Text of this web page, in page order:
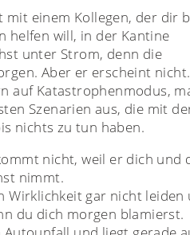
mit einem Kollegen, der dir
helfen will, in der Kantine
unter Strom, denn die
Aber er erscheint nicht.
auf Katastrophenmodus,
Szenarien aus, die mit
nichts zu tun haben.
nicht, weil er dich und
nimmt.
Wirklichkeit gar nicht leiden
du dich morgen blamierst.